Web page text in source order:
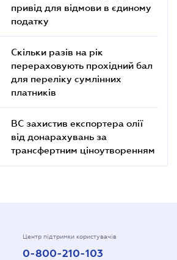
привід для відмови в єдиному
податку
Скільки разів на рік
перераховують прохідний бал
для переліку сумлінних
платників
ВС захистив експортера олії
від донарахувань за
трансфертним ціноутворенням
Центр підтримки користувачів
0-800-210-103